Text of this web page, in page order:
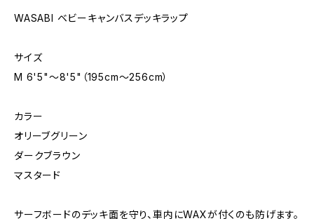
WASABI ベビーキャンバスデッキラップ
サイズ
M 6'5"〜8'5"（195cm〜256cm）
カラー
オリーブグリーン
ダークブラウン
マスタード
サーフボードのデッキ面を守り、車内にWAXが付くのも防げます。